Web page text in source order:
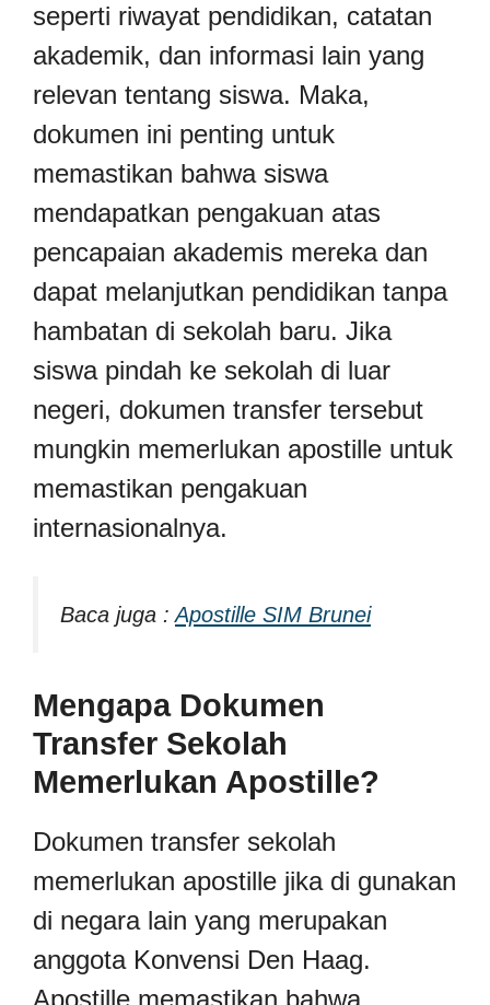
seperti riwayat pendidikan, catatan
akademik, dan informasi lain yang
relevan tentang siswa. Maka,
dokumen ini penting untuk
memastikan bahwa siswa
mendapatkan pengakuan atas
pencapaian akademis mereka dan
dapat melanjutkan pendidikan tanpa
hambatan di sekolah baru. Jika
siswa pindah ke sekolah di luar
negeri, dokumen transfer tersebut
mungkin memerlukan apostille untuk
memastikan pengakuan
internasionalnya.
Baca juga :Apostille SIM Brunei
Mengapa Dokumen
Transfer Sekolah
Memerlukan Apostille?
Dokumen transfer sekolah
memerlukan apostille jika di gunakan
di negara lain yang merupakan
anggota Konvensi Den Haag.